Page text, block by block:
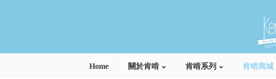
Home 關於肯啃 肯啃系列 肯啃商城